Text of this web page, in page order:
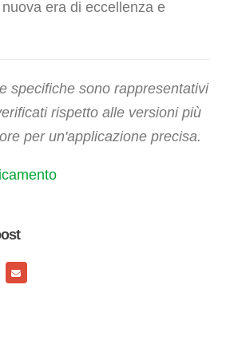
era di eccellenza e
specifiche sono rappresentativi
rispetto alle versioni più
per un'applicazione precisa.